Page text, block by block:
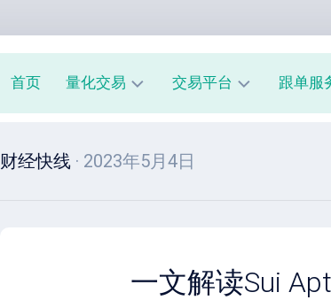
首页 量化交易
策
交易平台
教
经
跟单服
跟
单
财经快线 · 2023年5月4日
一文解读Sui